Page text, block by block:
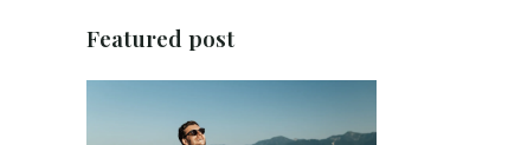
Featured post